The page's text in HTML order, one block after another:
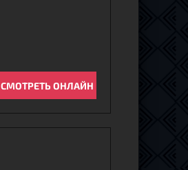
СМОТРЕТЬ ОНЛАЙН